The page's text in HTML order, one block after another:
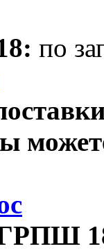
по
ГРПШ